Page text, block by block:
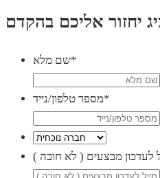
יחזור אליכם בהקדם
שם מלא*
מספר טלפון/נייד*
לעדכון מבצעים ( לא חובה